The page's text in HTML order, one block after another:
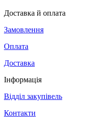
Доставка й оплата
Замовлення
Оплата
Доставка
Інформація
Відділ закупівель
Контакти